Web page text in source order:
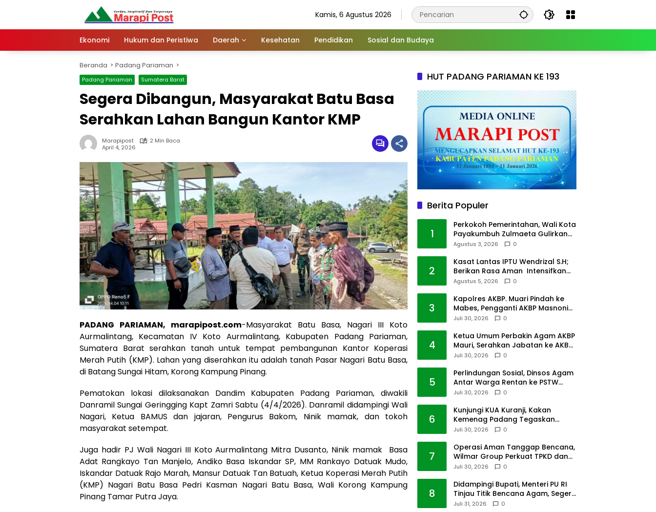
Kamis, 6 Agustus 2026
Ekonomi Hukum dan Peristiwa Daerah Kesehatan Pendidikan Sosial dan Budaya
Beranda Padang Pariaman
Padang Pariaman Sumatera Barat
Segera Dibangun, Masyarakat Batu Basa
Serahkan Lahan Bangun Kantor KMP
Marapipost
2 Min Baca
April 4, 2026
PADANG PARIAMAN, marapipost.com-Masyarakat Batu Basa, Nagari III Koto
Aurmalintang, Kecamatan IV Koto Aurmalintang, Kabupaten Padang Pariaman,
Sumatera Barat serahkan tanah untuk tempat pembangunan Kantor Koperasi
Merah Putih (KMP). Lahan yang diserahkan itu adalah tanah Pasar Nagari Batu Basa,
di Batang Sungai Hitam, Korong Kampung Pinang.
Pematokan lokasi dilaksanakan Dandim Kabupaten Padang Pariaman, diwakili
Danramil Sungai Geringging Kapt Zamri Sabtu (4/4/2026). Danramil didampingi Wali
Nagari, Ketua BAMUS dan jajaran, Pengurus Bakom, Ninik mamak, dan tokoh
masyarakat setempat.
Juga hadir PJ Wali Nagari III Koto Aurmalintang Mitra Dusanto, Ninik mamak Basa
Adat Rangkayo Tan Manjelo, Andiko Basa Iskandar SP, MM Rankayo Datuak Mudo,
Iskandar Datuak Rajo Marah, Mansur Datuak Tan Batuah, Ketua Koperasi Merah Putih
(KMP) Nagari Batu Basa Pedri Kasman Nagari Batu Basa, Wali Korong Kampung
Pinang Tamar Putra Jaya.
HUT PADANG PARIAMAN KE 193
Berita Populer
1
Perkokoh Pemerintahan, Wali Kota
Payakumbuh Zulmaeta Gulirkan
Jabatan
Agustus 3, 2026 0
2
Kasat Lantas IPTU Wendrizal S.H;
Berikan Rasa Aman Intensifkan
Giat Preventif Pagi
Agustus 5, 2026 0
3
Kapolres AKBP. Muari Pindah ke
Mabes, Pengganti AKBP Masnoni
dari Mabes
Juli 30, 2026 0
4
Ketua Umum Perbakin Agam AKBP
Mauri, Serahkan Jabatan ke AKBP
Masnoni
Juli 30, 2026 0
5
Perlindungan Sosial, Dinsos Agam
Antar Warga Rentan ke PSTW
Batusangkar
Juli 30, 2026 0
6
Kunjungi KUA Kuranji, Kakan
Kemenag Padang Tegaskan
Terapkan Disiplin Kerja
Juli 30, 2026 0
7
Operasi Aman Tanggap Bencana,
Wilmar Group Perkuat TPKD dan
Masyarakat
Juli 30, 2026 0
8
Didampingi Bupati, Menteri PU RI
Tinjau Titik Bencana Agam, Segera
Dipulihkan
Juli 31, 2026 0